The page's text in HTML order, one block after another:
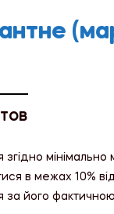
ТОВ
згідно
в межах 10%
за його